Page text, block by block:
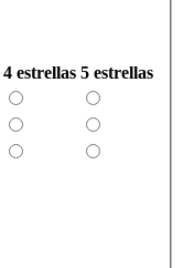
4 estrellas 5 estrellas